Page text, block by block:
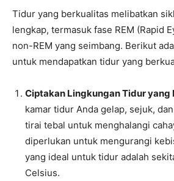
Tidur yang berkualitas melibatkan
lengkap, termasuk fase REM (Rapid
non-REM yang seimbang. Berikut
untuk mendapatkan tidur yang
Ciptakan Lingkungan Tidur yang
kamar tidur Anda gelap, sejuk,
tirai tebal untuk menghalangi
diperlukan untuk mengurangi
yang ideal untuk tidur adalah
Celsius.